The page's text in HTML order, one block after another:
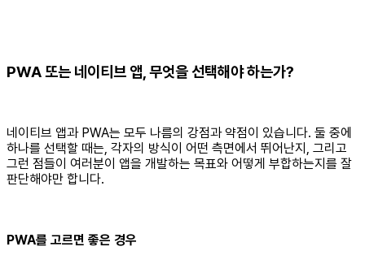
PWA 또는 네이티브 앱, 무엇을 선택해야 하는가?
네이티브 앱과 PWA는 모두 나름의 강점과 약점이 있습니다. 둘 중에
하나를 선택할 때는, 각자의 방식이 어떤 측면에서 뛰어난지, 그리고
그런 점들이 여러분이 앱을 개발하는 목표와 어떻게 부합하는지를 잘
판단해야만 합니다.
PWA를 고르면 좋은 경우